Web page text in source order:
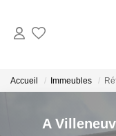
Accueil Immeubles
A